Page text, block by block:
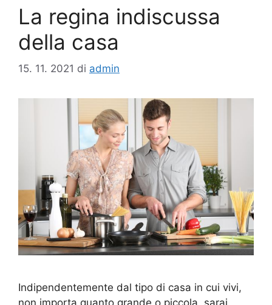
La regina indiscussa
della casa
15. 11. 2021 di admin
Indipendentemente dal tipo di casa in cui vivi,